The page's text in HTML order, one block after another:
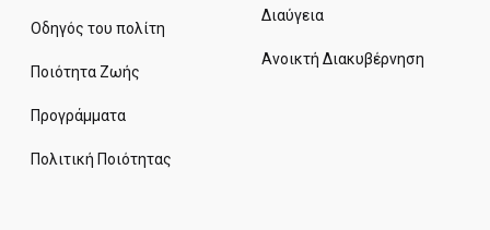
Οδηγός του πολίτη
Ποιότητα Ζωής
Προγράμματα
Πολιτική Ποιότητας
Διαύγεια
Ανοικτή Διακυβέρνηση